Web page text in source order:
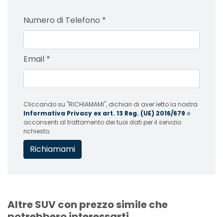
Numero di Telefono *
Email *
Cliccando su "RICHIAMAMI", dichiari di aver letto la nostra
Informativa Privacy ex art. 13 Reg. (UE) 2016/679 e
acconsenti al trattamento dei tuoi dati per il servizio
richiesto.
Altre SUV con prezzo simile che